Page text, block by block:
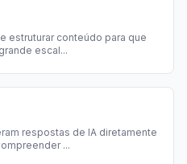
estruturar conteúdo para que
escal...
respostas de IA diretamente
...